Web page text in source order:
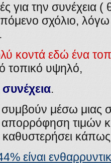
για την συνέχεια (
σχόλιο,
κοντά εδώ ένα
τοπικό υψηλό,
.
συμβούν μέσω μιας
τιμών
καθυστερήσει
είναι